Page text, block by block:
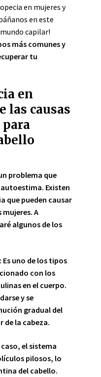
en mujeres y
en este
capilar!
más comunes y
tu
en
las causas
problema que
Existen
que pueden causar
mujeres. A
algunos de los
Es uno de los tipos
con los
en el cuerpo.
y se
gradual del
de la cabeza.
caso, el sistema
pilosos, lo
del cabello.